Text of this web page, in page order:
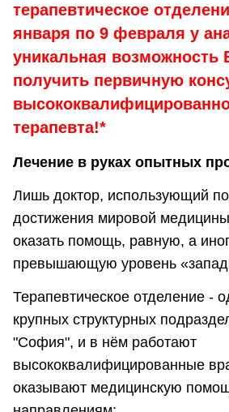
терапевтическое
января по 9 февраля у
уникальная
получить первичную
терапевта!*
Лечение в руках опытных
Лишь доктор, использующий
достижения мировой
оказать помощь, равную, а
превышающую уровень
Терапевтическое отделение -
крупных структурных
"София", и в нём работают
высококвалифицированные
оказывают медицинскую